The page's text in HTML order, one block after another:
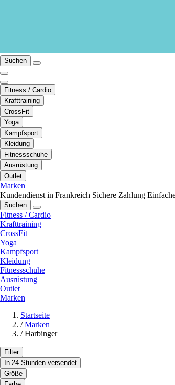
Suchen
Fitness / Cardio
Krafttraining
CrossFit
Yoga
Kampfsport
Kleidung
Fitnessschuhe
Ausrüstung
Outlet
Marken
Kundendienst in Frankreich Sichere Zahlung
Suchen
Fitness / Cardio
Krafttraining
CrossFit
Yoga
Kampfsport
Kleidung
Fitnessschuhe
Ausrüstung
Outlet
Marken
Startseite
/ Marken
/ Harbinger
Filter
In 24 Stunden versendet
Größe